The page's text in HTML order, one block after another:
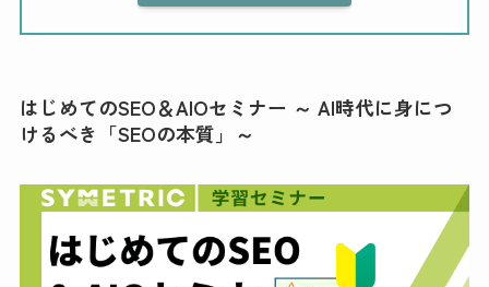
はじめてのSEO＆AIOセミナー ～ AI時代に身につ
けるべき「SEOの本質」～